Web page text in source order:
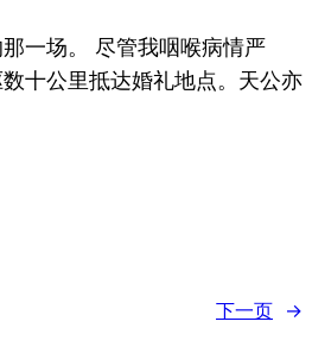
一场。 尽管我咽喉病情严
十公里抵达婚礼地点。天公亦
下一页 →